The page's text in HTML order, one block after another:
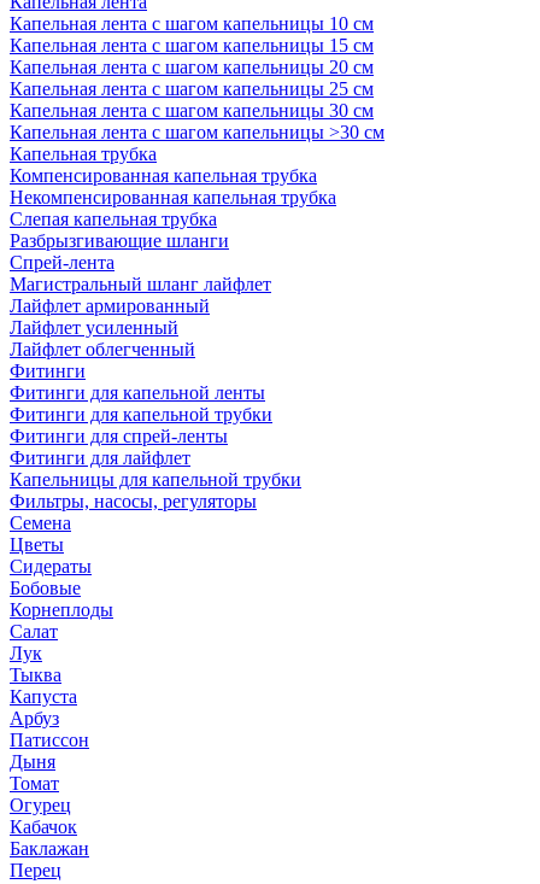
Капельная лента с шагом капельницы 10 см
Капельная лента с шагом капельницы 15 см
Капельная лента с шагом капельницы 20 см
Капельная лента с шагом капельницы 25 см
Капельная лента с шагом капельницы 30 см
Капельная лента с шагом капельницы >30 см
Капельная трубка
Компенсированная капельная трубка
Некомпенсированная капельная трубка
Слепая капельная трубка
Разбрызгивающие шланги
Спрей-лента
Магистральный шланг лайфлет
Лайфлет армированный
Лайфлет усиленный
Лайфлет облегченный
Фитинги
Фитинги для капельной ленты
Фитинги для капельной трубки
Фитинги для спрей-ленты
Фитинги для лайфлет
Капельницы для капельной трубки
Фильтры, насосы, регуляторы
Семена
Цветы
Сидераты
Бобовые
Корнеплоды
Салат
Лук
Тыква
Капуста
Арбуз
Патиссон
Дыня
Томат
Огурец
Кабачок
Баклажан
Перец